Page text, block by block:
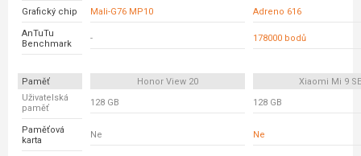
Grafický chip Mali-G76 MP10 Adreno 616
AnTuTu
Benchmark
- 178000 bodů
Paměť Honor View 20
Xiaomi Mi 9 SE
Uživatelská
paměť
128 GB 128 GB
Paměťová
karta
Ne Ne